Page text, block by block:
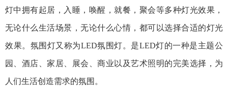
灯中拥有起居，入睡，唤醒，就餐，聚会等多种灯光效果，
无论什么生活场景，无论什么心情，都可以选择合适的灯光
效果。氛围灯又称为LED氛围灯。是LED灯的一种是主题公
园、酒店、家居、展会、商业以及艺术照明的完美选择，为
人们生活创造需求的氛围。